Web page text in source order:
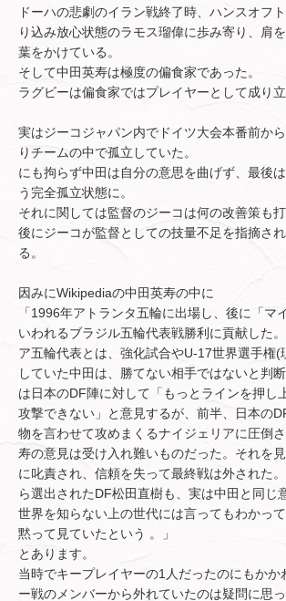
ドーハの悲劇のイラン戦終了時、ハンスオフ
り込み放心状態のラモス瑠偉に歩み寄り、肩
葉をかけている。
そして中田英寿は極度の偏食家であった。
ラグビーは偏食家ではプレイヤーとして成り立
実はジーコジャパン内でドイツ大会本番前か
りチームの中で孤立していた。
にも拘らず中田は自分の意思を曲げず、最後
う完全孤立状態に。
それに関しては監督のジーコは何の改善策も打
後にジーコが監督としての技量不足を指摘さ
る。
因みにWikipediaの中田英寿の中に
「1996年アトランタ五輪に出場し、後に「マ
いわれるブラジル五輪代表戦勝利に貢献した
ア五輪代表とは、強化試合やU-17世界選手権(
していた中田は、勝てない相手ではないと判
は日本のDF陣に対して「もっとラインを押し
攻撃できない」と意見するが、前半、日本の
物を言わせて攻めまくるナイジェリアに圧倒
寿の意見は受け入れ難いものだった。それを
に叱責され、信頼を失って最終戦は外された
ら選出されたDF松田直樹も、実は中田と同じ
世界を知らない上の世代には言ってもわかっ
黙って見ていたという 。」
とあります。
当時でキープレイヤーの1人だったのにもかか
ー戦のメンバーから外れていたのは疑問に思っ